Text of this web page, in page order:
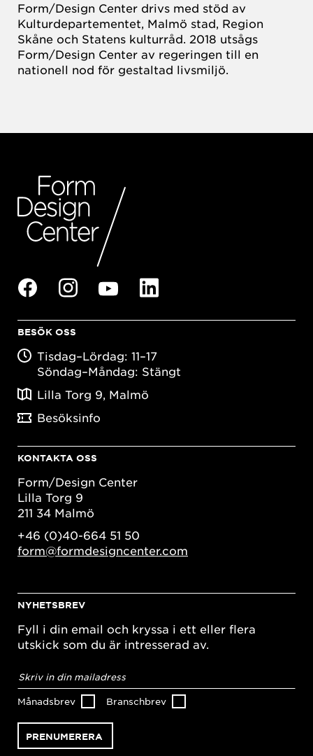
Form/Design Center drivs med stöd av
Kulturdepartementet, Malmö stad, Region
Skåne och Statens kulturråd. 2018 utsågs
Form/Design Center av regeringen till en
nationell nod för gestaltad livsmiljö.
BESÖK OSS
Tisdag–Lördag: 11–17
Söndag–Måndag: Stängt
Lilla Torg 9, Malmö
Besöksinfo
KONTAKTA OSS
Form/Design Center
Lilla Torg 9
211 34 Malmö
+46 (0)40-664 51 50
form@formdesigncenter.com
NYHETSBREV
Fyll i din email och kryssa i ett eller flera
utskick som du är intresserad av.
postadress*
Månadsbrev Branschbrev